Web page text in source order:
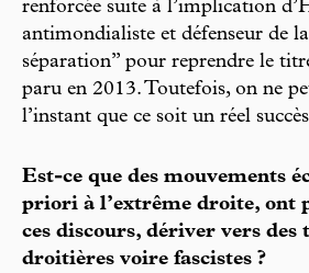
renforcée suite à l’implication
antimondialiste et défenseur de
séparation” pour reprendre le
paru en 2013. Toutefois, on ne
l’instant que ce soit un réel
Est-ce que des mouvements
priori à l’extrême droite, ont
ces discours, dériver vers des
droitières voire fascistes ?